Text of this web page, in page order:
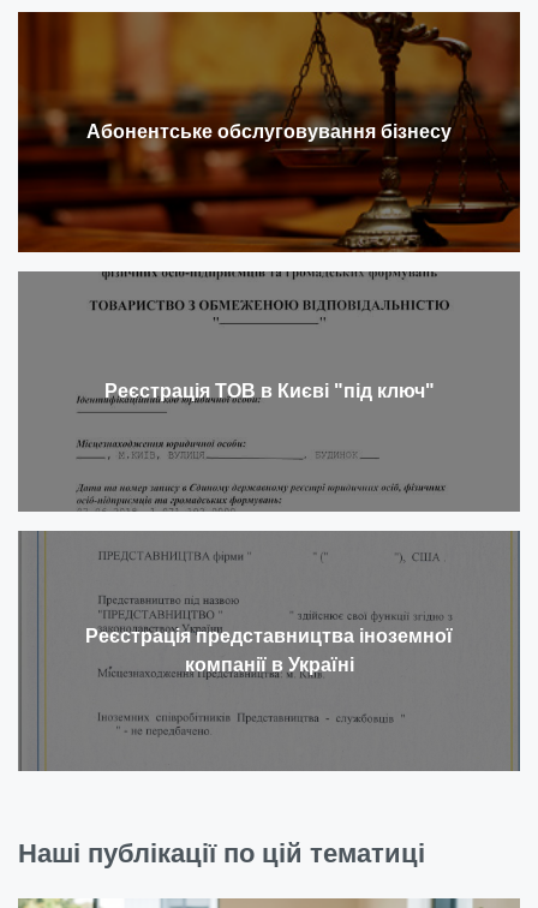
Абонентське обслуговування бізнесу
Реєстрація ТОВ в Києві "під ключ"
Реєстрація представництва іноземної
компанії в Україні
Наші публікації по цій тематиці